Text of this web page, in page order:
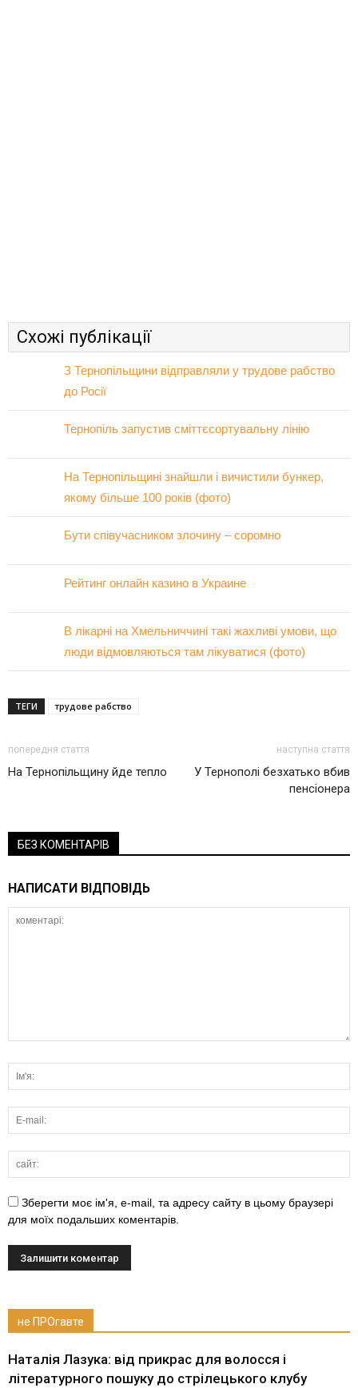
Схожі публікації
З Тернопільщини відправляли у трудове рабство
до Росії
Тернопіль запустив сміттєсортувальну лінію
На Тернопільщині знайшли і вичистили бункер,
якому більше 100 років (фото)
Бути співучасником злочину – соромно
Рейтинг онлайн казино в Украине
В лікарні на Хмельниччині такі жахливі умови, що
люди відмовляються там лікуватися (фото)
ТЕГИ трудове рабство
попередня стаття
На Тернопільщину йде тепло
наступна стаття
У Тернополі безхатько вбив
пенсіонера
БЕЗ КОМЕНТАРІВ
НАПИСАТИ ВІДПОВІДЬ
Зберегти моє ім'я, e-mail, та адресу сайту в цьому браузері
для моїх подальших коментарів.
не ПРОгавте
Наталія Лазука: від прикрас для волосся і
літературного пошуку до стрілецького клубу